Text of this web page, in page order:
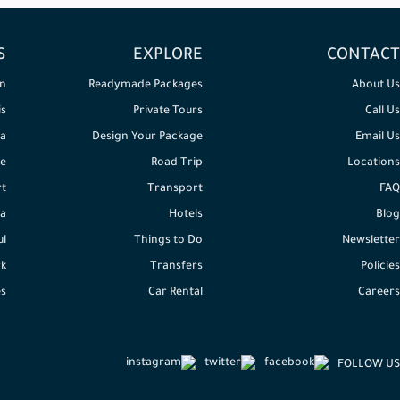
CONTACT
About Us
Call Us
Email Us
Locations
FAQ
Blog
Newsletter
Policies
Careers
EXPLORE
Readymade Packages
Private Tours
Design Your Package
Road Trip
Transport
Hotels
Things to Do
Transfers
Car Rental
FOLLOW US